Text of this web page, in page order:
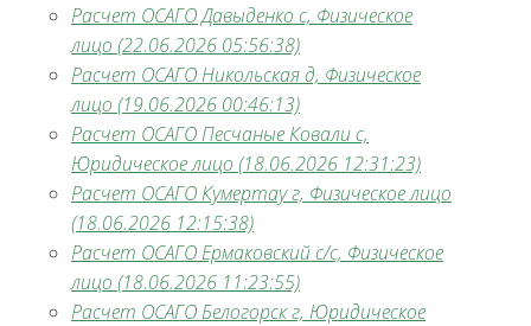
Расчет ОСАГО Давыденко с, Физическое
лицо (22.06.2026 05:56:38)
Расчет ОСАГО Никольская д, Физическое
лицо (19.06.2026 00:46:13)
Расчет ОСАГО Песчаные Ковали с,
Юридическое лицо (18.06.2026 12:31:23)
Расчет ОСАГО Кумертау г, Физическое лицо
(18.06.2026 12:15:38)
Расчет ОСАГО Ермаковский с/с, Физическое
лицо (18.06.2026 11:23:55)
Расчет ОСАГО Белогорск г, Юридическое